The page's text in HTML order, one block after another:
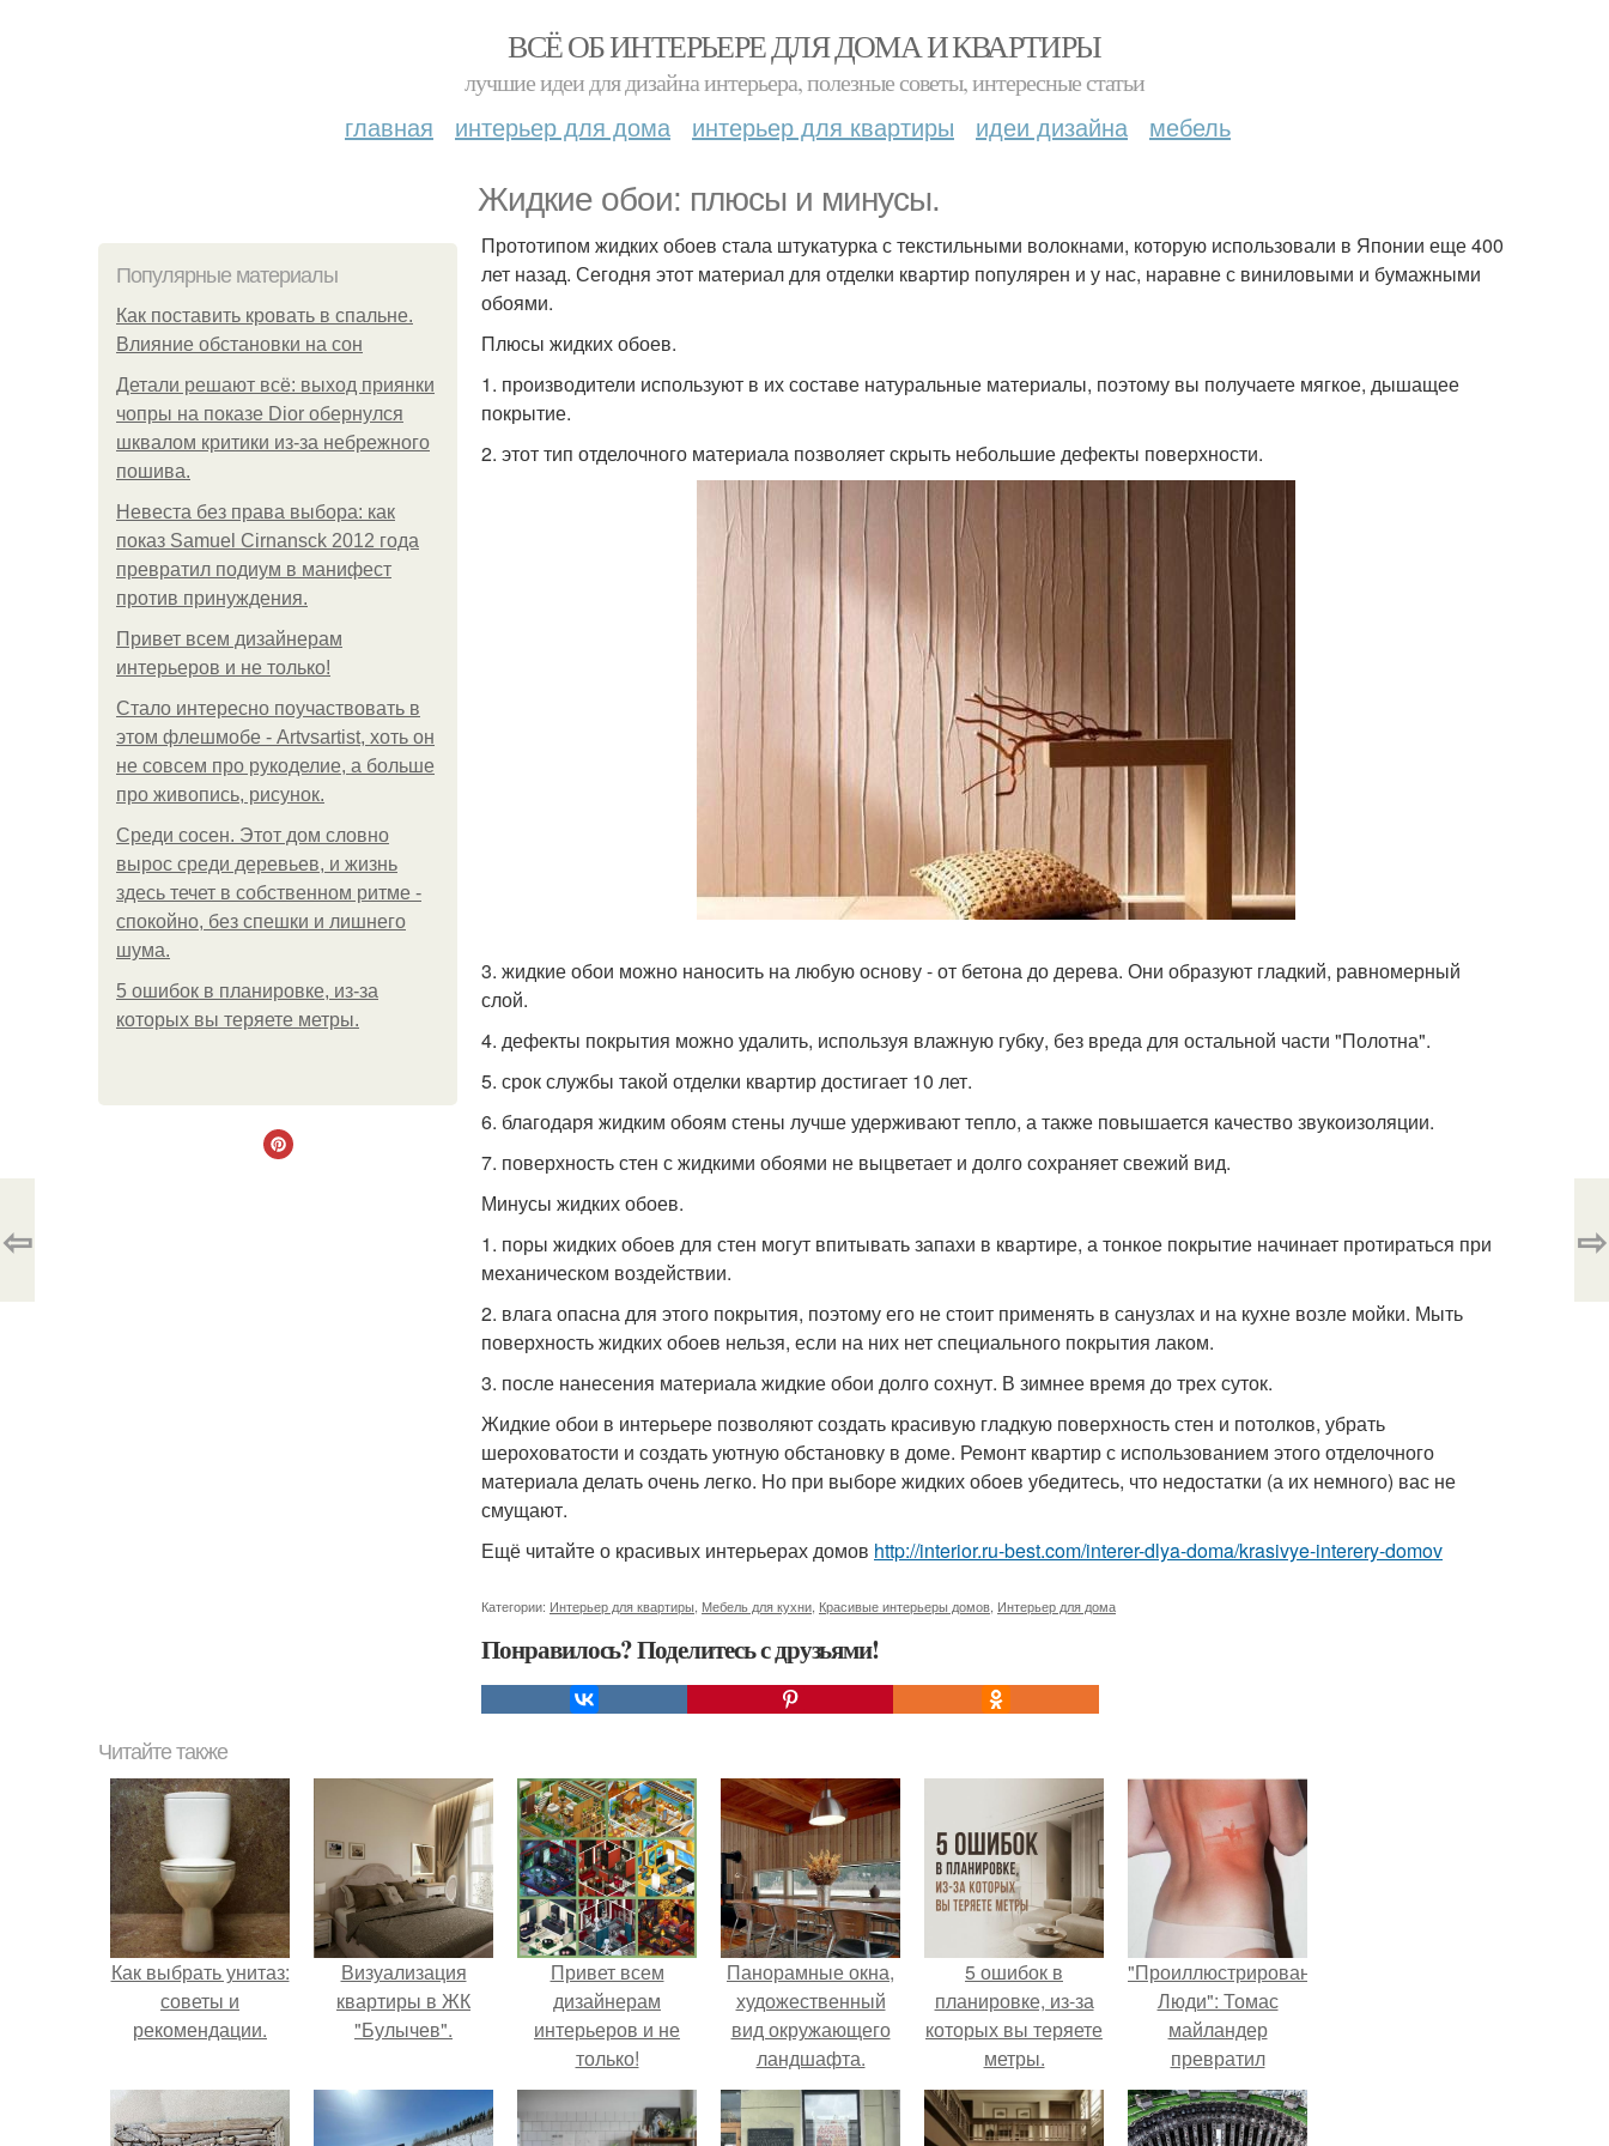
ВСЁ ОБ ИНТЕРЬЕРЕ ДЛЯ ДОМА И КВАРТИРЫ
лучшие идеи для дизайна интерьера, полезные советы, интересные статьи
главная интерьер для дома интерьер для квартиры идеи дизайна мебель
Жидкие обои: плюсы и минусы.
Популярные материалы
Как поставить кровать в спальне.
Влияние обстановки на сон
Детали решают всё: выход приянки
чопры на показе Dior обернулся
шквалом критики из-за небрежного
пошива.
Невеста без права выбора: как
показ Samuel Cirnansck 2012 года
превратил подиум в манифест
против принуждения.
Привет всем дизайнерам
интерьеров и не только!
Стало интересно поучаствовать в
этом флешмобе - Artvsartist, хоть он
не совсем про рукоделие, а больше
про живопись, рисунок.
Среди сосен. Этот дом словно
вырос среди деревьев, и жизнь
здесь течет в собственном ритме -
спокойно, без спешки и лишнего
шума.
5 ошибок в планировке, из-за
которых вы теряете метры.
Прототипом жидких обоев стала штукатурка с текстильными волокнами, которую использовали в Японии еще 400
лет назад. Сегодня этот материал для отделки квартир популярен и у нас, наравне с виниловыми и бумажными
обоями.
Плюсы жидких обоев.
1. производители используют в их составе натуральные материалы, поэтому вы получаете мягкое, дышащее
покрытие.
2. этот тип отделочного материала позволяет скрыть небольшие дефекты поверхности.
3. жидкие обои можно наносить на любую основу - от бетона до дерева. Они образуют гладкий, равномерный
слой.
4. дефекты покрытия можно удалить, используя влажную губку, без вреда для остальной части "Полотна".
5. срок службы такой отделки квартир достигает 10 лет.
6. благодаря жидким обоям стены лучше удерживают тепло, а также повышается качество звукоизоляции.
7. поверхность стен с жидкими обоями не выцветает и долго сохраняет свежий вид.
Минусы жидких обоев.
1. поры жидких обоев для стен могут впитывать запахи в квартире, а тонкое покрытие начинает протираться при
механическом воздействии.
2. влага опасна для этого покрытия, поэтому его не стоит применять в санузлах и на кухне возле мойки. Мыть
поверхность жидких обоев нельзя, если на них нет специального покрытия лаком.
3. после нанесения материала жидкие обои долго сохнут. В зимнее время до трех суток.
Жидкие обои в интерьере позволяют создать красивую гладкую поверхность стен и потолков, убрать
шероховатости и создать уютную обстановку в доме. Ремонт квартир с использованием этого отделочного
материала делать очень легко. Но при выборе жидких обоев убедитесь, что недостатки (а их немного) вас не
смущают.
Ещё читайте о красивых интерьерах домов http://interior.ru-best.com/interer-dlya-doma/krasivye-interery-domov
Категории: Интерьер для квартиры Мебель для кухни Красивые интерьеры домов Интерьер для дома
Понравилось? Поделитесь с друзьями!
⇦ ⇨
Читайте также
Как выбрать унитаз:
советы и
рекомендации.
Визуализация
квартиры в ЖК
"Булычев".
Привет всем
дизайнерам
интерьеров и не
только!
Панорамные окна,
художественный
вид окружающего
ландшафта.
5 ошибок в
планировке, из-за
которых вы теряете
метры.
"Проиллюстрированные
Люди": Томас
майландер
превратил
солнечные ожоги в
арт - объект.